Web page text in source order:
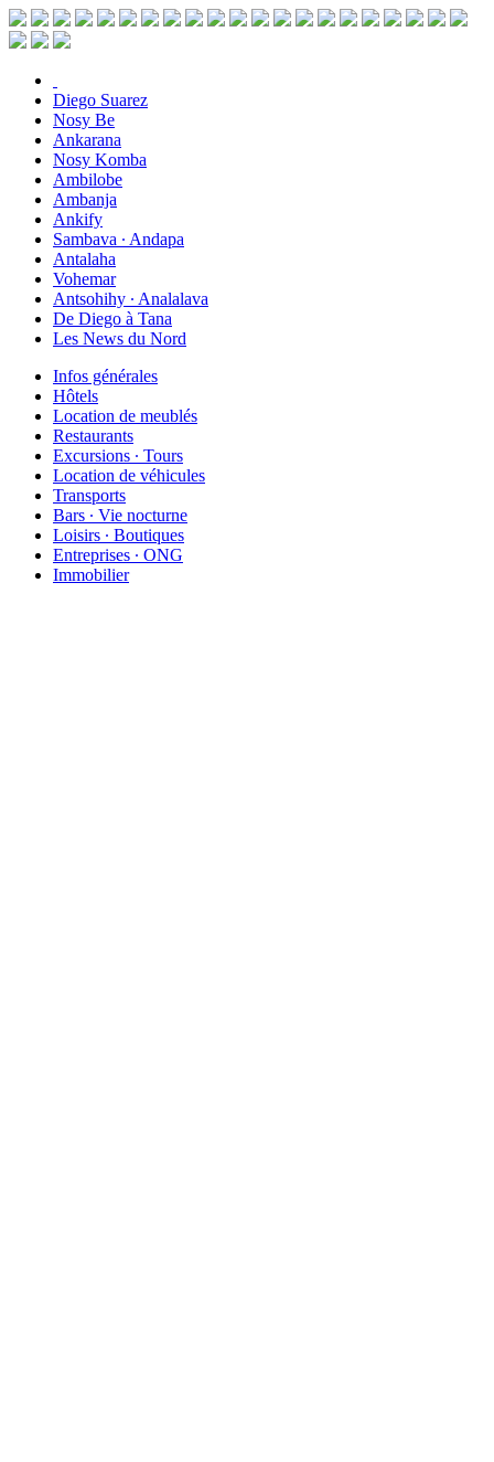
Diego Suarez
Nosy Be
Ankarana
Nosy Komba
Ambilobe
Ambanja
Ankify
Sambava ∙ Andapa
Antalaha
Vohemar
Antsohihy ∙ Analalava
De Diego à Tana
Les News du Nord
Infos générales
Hôtels
Location de meublés
Restaurants
Excursions ∙ Tours
Location de véhicules
Transports
Bars ∙ Vie nocturne
Loisirs ∙ Boutiques
Entreprises ∙ ONG
Immobilier